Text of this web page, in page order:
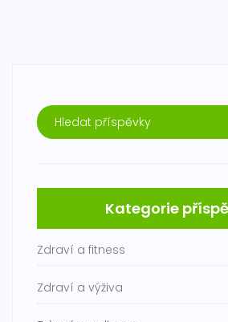
Kategorie
Zdraví a fitness
Zdraví a výživa